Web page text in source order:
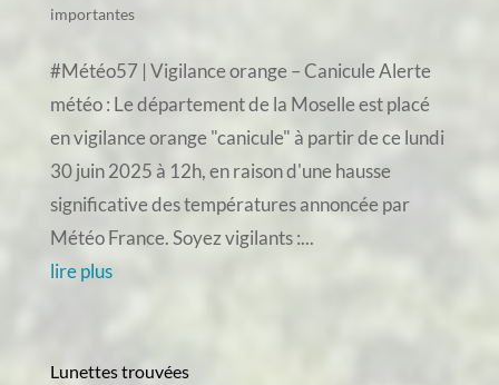
importantes
#Météo57 | Vigilance orange – Canicule Alerte
météo : Le département de la Moselle est placé
en vigilance orange "canicule" à partir de ce lundi
30 juin 2025 à 12h, en raison d'une hausse
significative des températures annoncée par
Météo France. Soyez vigilants :...
lire plus
Lunettes trouvées